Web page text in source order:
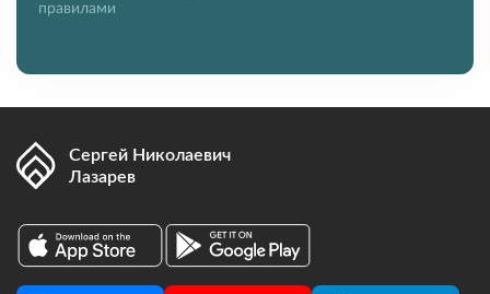
правилами
Сергей Николаевич
Лазарев